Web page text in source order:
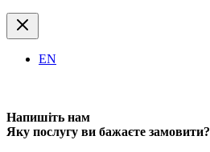
EN
Напишіть нам
Яку послугу ви бажаєте замовити?